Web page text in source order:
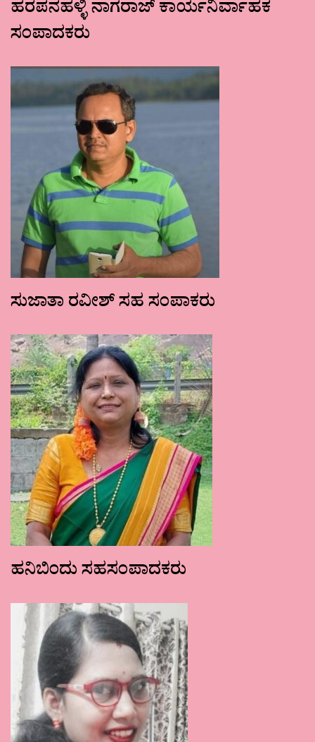
ಹರಪನಹಳ್ಳಿ ನಾಗರಾಜ್ ಕಾರ್ಯನಿರ್ವಾಹಕ
ಸಂಪಾದಕರು
ಸುಜಾತಾ ರವೀಶ್ ಸಹ ಸಂಪಾಕರು
ಹನಿಬಿಂದು ಸಹಸಂಪಾದಕರು